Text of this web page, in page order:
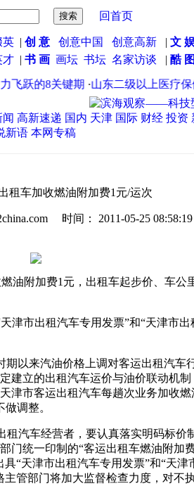
回首页
英| 创 意 创意中国 创意高新 | 文
才 | 书 画 画坛 书坛 名家访谈 | 酷 图
跃的8关键期·山东二级以上医疗保健
高新速递 国内 天津 国际 财经 投资
新语 本网专稿
租车加收燃油附加费1元/运次
时间： 2011-05-25 08:58:19
附加费1元，出租车起步价、车公
市出租汽车专用发票”和“天津市出
以来汽油价格上调对客运出租汽车
建立的出租汽车运价与油价联动机制
津市客运出租汽车每趟次业务加收
调整。
汽车经营者，要认真落实明码标价
门统一印制的“客运出租车燃油附加
“天津市出租汽车专用发票”和“天津
管部门将加大监督检查力度，对不